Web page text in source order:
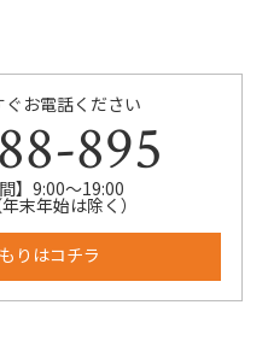
お電話ください
895
間】9:00～19:00
末年始は除く）
りはコチラ